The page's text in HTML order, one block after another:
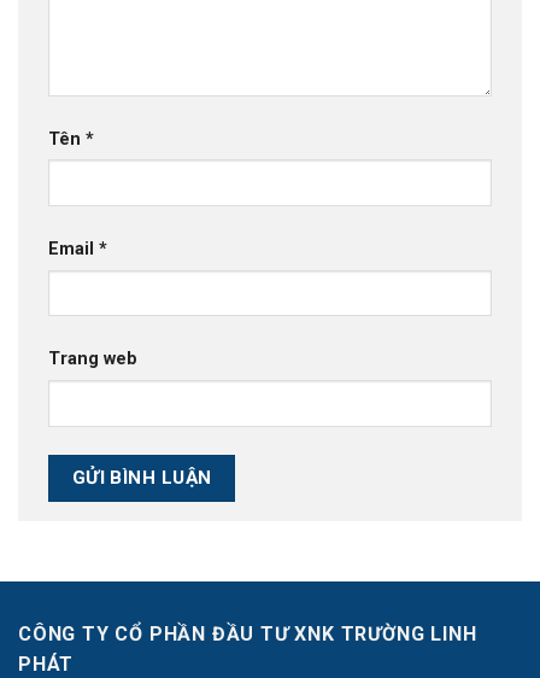
Tên *
Email *
Trang web
CÔNG TY CỔ PHẦN ĐẦU TƯ XNK TRƯỜNG LINH
PHÁT